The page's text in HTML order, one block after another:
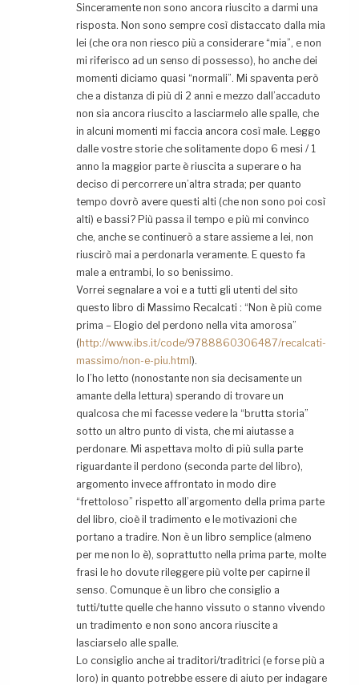
Sinceramente non sono ancora riuscito a darmi una
risposta. Non sono sempre così distaccato dalla mia
lei (che ora non riesco più a considerare “mia”, e non
mi riferisco ad un senso di possesso), ho anche dei
momenti diciamo quasi “normali”. Mi spaventa però
che a distanza di più di 2 anni e mezzo dall’accaduto
non sia ancora riuscito a lasciarmelo alle spalle, che
in alcuni momenti mi faccia ancora così male. Leggo
dalle vostre storie che solitamente dopo 6 mesi / 1
anno la maggior parte è riuscita a superare o ha
deciso di percorrere un’altra strada; per quanto
tempo dovrò avere questi alti (che non sono poi così
alti) e bassi? Più passa il tempo e più mi convinco
che, anche se continuerò a stare assieme a lei, non
riuscirò mai a perdonarla veramente. E questo fa
male a entrambi, lo so benissimo.
Vorrei segnalare a voi e a tutti gli utenti del sito
questo libro di Massimo Recalcati : “Non è più come
prima – Elogio del perdono nella vita amorosa”
(http://www.ibs.it/code/9788860306487/recalcati-
massimo/non-e-piu.html ).
Io l’ho letto (nonostante non sia decisamente un
amante della lettura) sperando di trovare un
qualcosa che mi facesse vedere la “brutta storia”
sotto un altro punto di vista, che mi aiutasse a
perdonare. Mi aspettava molto di più sulla parte
riguardante il perdono (seconda parte del libro),
argomento invece affrontato in modo dire
“frettoloso” rispetto all’argomento della prima parte
del libro, cioè il tradimento e le motivazioni che
portano a tradire. Non è un libro semplice (almeno
per me non lo è), soprattutto nella prima parte, molte
frasi le ho dovute rileggere più volte per capirne il
senso. Comunque è un libro che consiglio a
tutti/tutte quelle che hanno vissuto o stanno vivendo
un tradimento e non sono ancora riuscite a
lasciarselo alle spalle.
Lo consiglio anche ai traditori/traditrici (e forse più a
loro) in quanto potrebbe essere di aiuto per indagare